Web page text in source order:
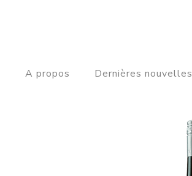
A propos Dernières nouvelles